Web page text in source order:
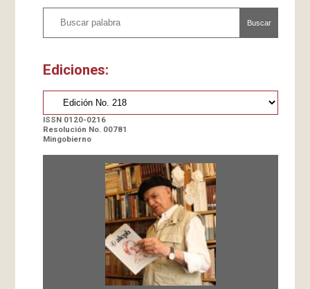
Buscar
Ediciones:
ISSN 0120-0216
Resolución No. 00781
Mingobierno